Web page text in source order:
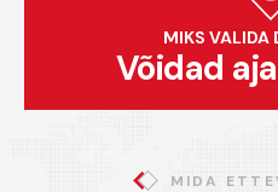
MIKS VALIDA
Võidad
MIDA